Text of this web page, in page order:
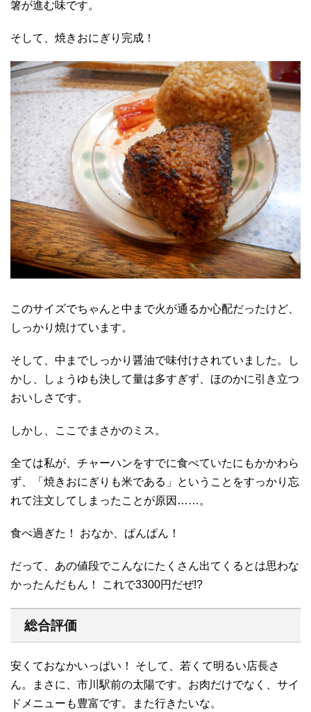
箸が進む味です。
そして、焼きおにぎり完成！
このサイズでちゃんと中まで火が通るか心配だったけど、
しっかり焼けています。
そして、中までしっかり醤油で味付けされていました。し
かし、しょうゆも決して量は多すぎず、ほのかに引き立つ
おいしさです。
しかし、ここでまさかのミス。
全ては私が、チャーハンをすでに食べていたにもかかわら
ず、「焼きおにぎりも米である」ということをすっかり忘
れて注文してしまったことが原因……。
食べ過ぎた！ おなか、ぱんぱん！
だって、あの値段でこんなにたくさん出てくるとは思わな
かったんだもん！ これで3300円だぜ!?
総合評価
安くておなかいっぱい！ そして、若くて明るい店長さ
ん。まさに、市川駅前の太陽です。お肉だけでなく、サイ
ドメニューも豊富です。また行きたいな。